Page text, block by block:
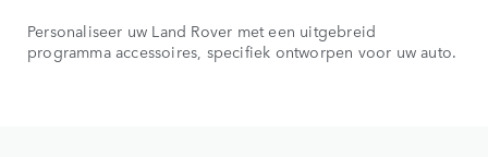
Personaliseer uw Land Rover met een uitgebreid
programma accessoires, specifiek ontworpen voor uw auto.